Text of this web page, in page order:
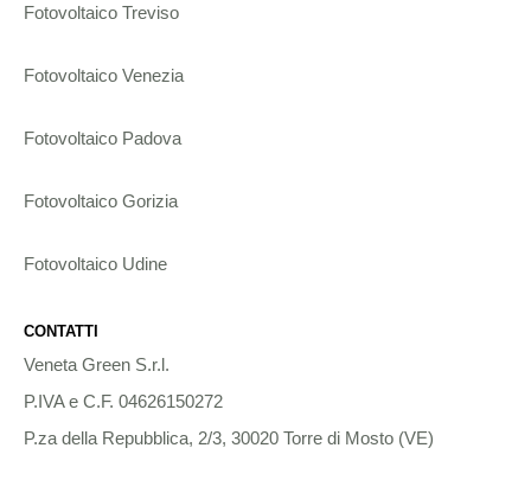
Fotovoltaico Treviso
Fotovoltaico Venezia
Fotovoltaico Padova
Fotovoltaico Gorizia
Fotovoltaico Udine
CONTATTI
Veneta Green S.r.l.
P.IVA e C.F. 04626150272
P.za della Repubblica, 2/3, 30020 Torre di Mosto (VE)